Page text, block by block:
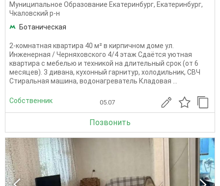
Муниципальное Образование Екатеринбург, Екатеринбург,
Чкаловский р-н
Ботаническая
2-комнатная квартира 40 м² в кирпичном доме ул.
Инженерная / Черняховского 4/4 этаж Сдаётся уютная
квартира с мебелью и техникой на длительный срок (от 6
месяцев). 3 дивана, кухонный гарнитур, холодильник, СВЧ
Стиральная машина, водонагреватель Кладовая ...
Собственник 05.07
Позвонить